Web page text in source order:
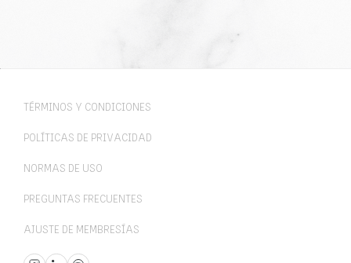
TÉRMINOS Y CONDICIONES
POLÍTICAS DE PRIVACIDAD
NORMAS DE USO
PREGUNTAS FRECUENTES
AJUSTE DE MEMBRESÍAS